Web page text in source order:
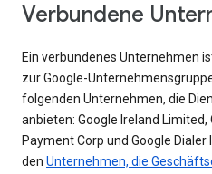
Verbundene
Ein verbundenes Unternehmen
zur Google-
folgenden Unternehmen, die
anbieten: Google Ireland
Payment Corp und Google
den Unternehmen, die